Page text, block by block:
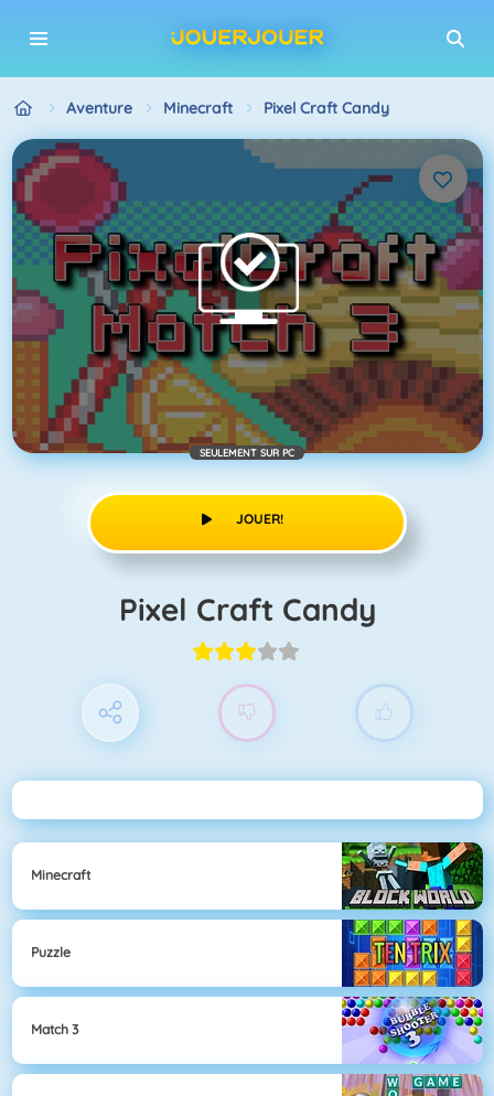
Aventure Minecraft Pixel Craft Candy
SEULEMENT SUR PC
JOUER!
Pixel Craft Candy
Minecraft
Puzzle
Match 3